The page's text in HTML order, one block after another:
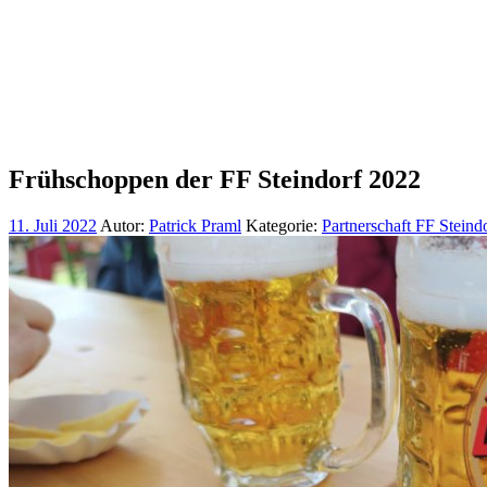
Frühschoppen der FF Steindorf 2022
11. Juli 2022 Autor: Patrick Praml Kategorie: Partnerschaft FF